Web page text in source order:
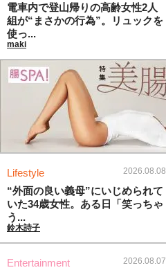
電車内で登山帰りの高齢女性2人
組が“まさかの行為”。リュックを
使っ...
maki
Lifestyle 2026.08.08
“外面の良い義母”にいじめられて
いた34歳女性。ある日「笑っちゃ
う...
鈴木詩子
Entertainment 2026.08.07